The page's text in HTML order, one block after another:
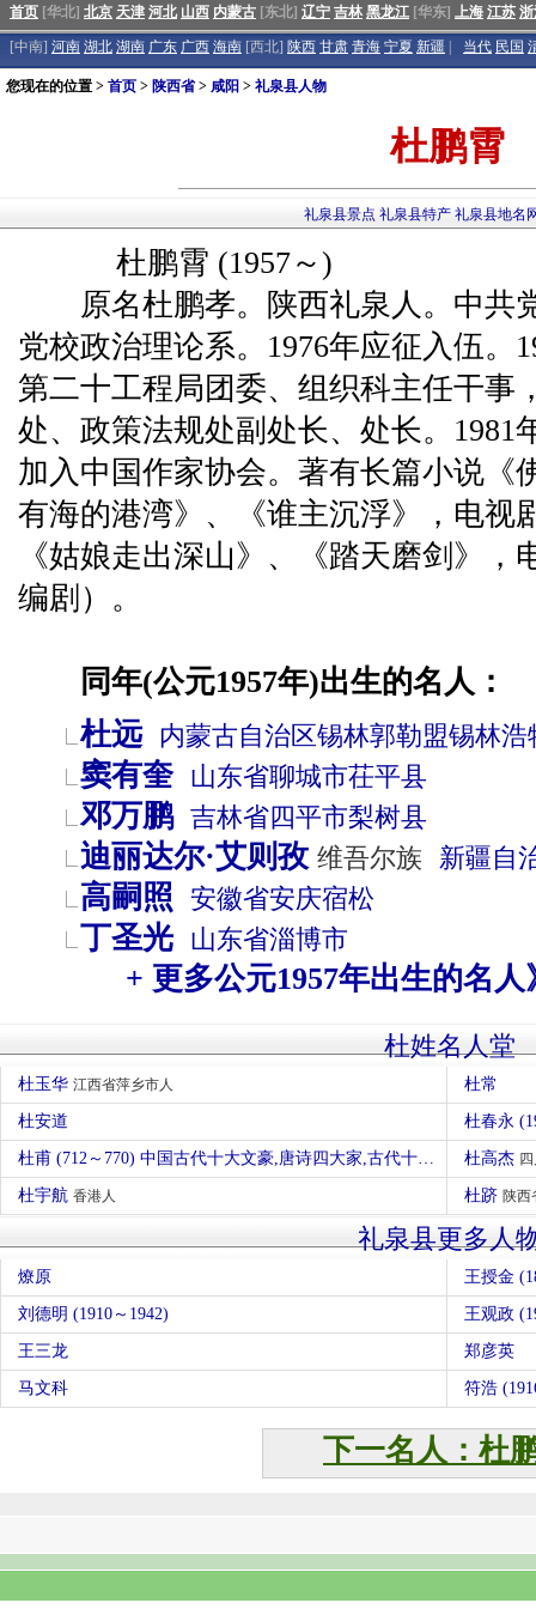
首页 [华北] 北京 天津 河北 山西 内蒙古 [东北] 辽宁 吉林 黑龙江 [华东] 上海 江苏
[中南] 河南 湖北 湖南 广东 广西 海南 [西北] 陕西 甘肃 青海 宁夏 新疆 当代 民国
您现在的位置 > 首页 > 陕西省> 咸阳 > 礼泉县人物
杜鹏霄
礼泉县景点 礼泉县特产 礼泉县地名
杜鹏霄 (1957～)
原名杜鹏孝。陕西礼泉人。中共
党校政治理论系。1976年应征入伍。
第二十工程局团委、组织科主任干事
处、政策法规处副处长、处长。1981
加入中国作家协会。著有长篇小说《
有海的港湾》、《谁主沉浮》，电视
《姑娘走出深山》、《踏天磨剑》
编剧）。
同年(公元1957年)出生的名人：
杜远 内蒙古自治区锡林郭勒盟锡林浩
窦有奎 山东省聊城市茌平县
邓万鹏 吉林省四平市梨树县
迪丽达尔·艾则孜 维吾尔族 新疆自
高嗣照 安徽省安庆宿松
丁圣光 山东省淄博市
+ 更多公元1957年出生的名人
杜姓名人堂
杜玉华 江西省萍乡市人 杜常
杜安道 杜春永
杜甫 (712～770) 中国古代十大文豪,唐诗四大家,古代十圣,唐朝诗人 河
杜高杰
杜宇航 香港人 杜跻 陕西
礼泉县更多人
燎原 王授金
刘德明 (1910～1942) 王观政
王三龙 郑彦英
马文科 符浩
下一名人：杜